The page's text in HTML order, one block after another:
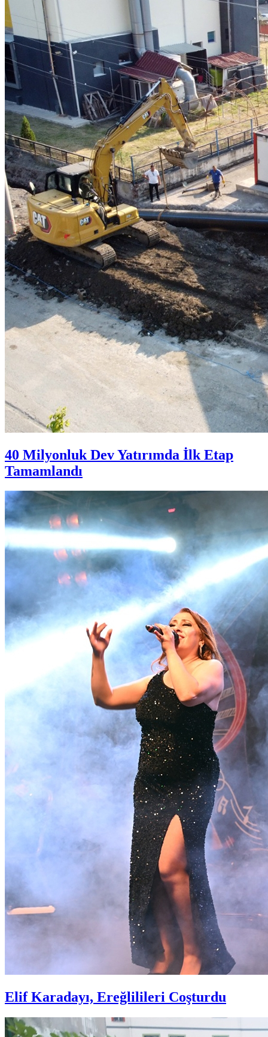
40 Milyonluk Dev Yatırımda İlk Etap
Tamamlandı
Elif Karadayı, Ereğlilileri Coşturdu